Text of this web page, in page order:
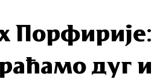
дуг